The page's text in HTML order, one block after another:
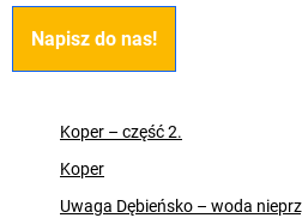
Napisz do nas!
Koper – część 2.
Koper
Uwaga Dębieńsko – woda